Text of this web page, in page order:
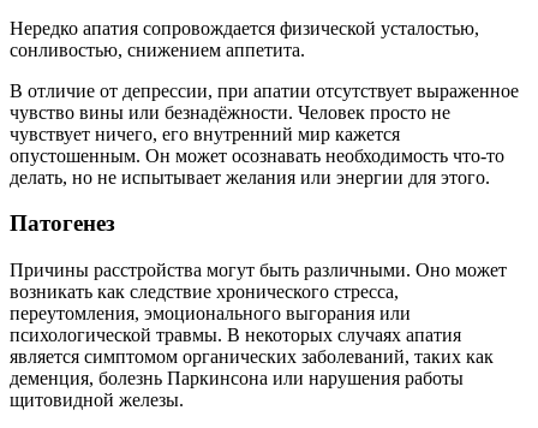
Нередко апатия сопровождается физической усталостью,
сонливостью, снижением аппетита.
В отличие от депрессии, при апатии отсутствует выраженное
чувство вины или безнадёжности. Человек просто не
чувствует ничего, его внутренний мир кажется
опустошенным. Он может осознавать необходимость что-то
делать, но не испытывает желания или энергии для этого.
Патогенез
Причины расстройства могут быть различными. Оно может
возникать как следствие хронического стресса,
переутомления, эмоционального выгорания или
психологической травмы. В некоторых случаях апатия
является симптомом органических заболеваний, таких как
деменция, болезнь Паркинсона или нарушения работы
щитовидной железы.